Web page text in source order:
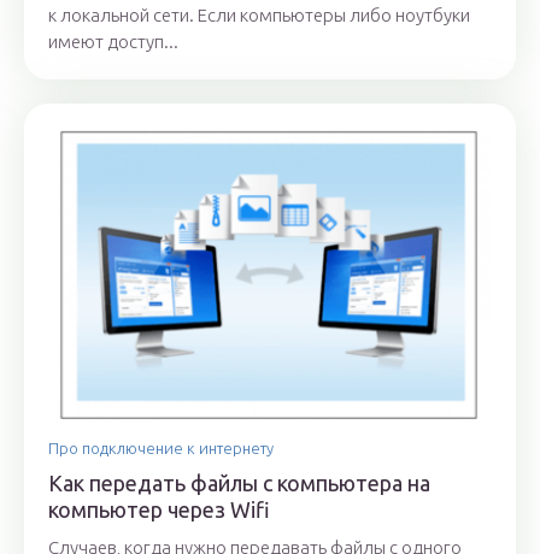
к локальной сети. Если компьютеры либо ноутбуки
имеют доступ...
Про подключение к интернету
Как передать файлы с компьютера на
компьютер через Wifi
Случаев, когда нужно передавать файлы с одного